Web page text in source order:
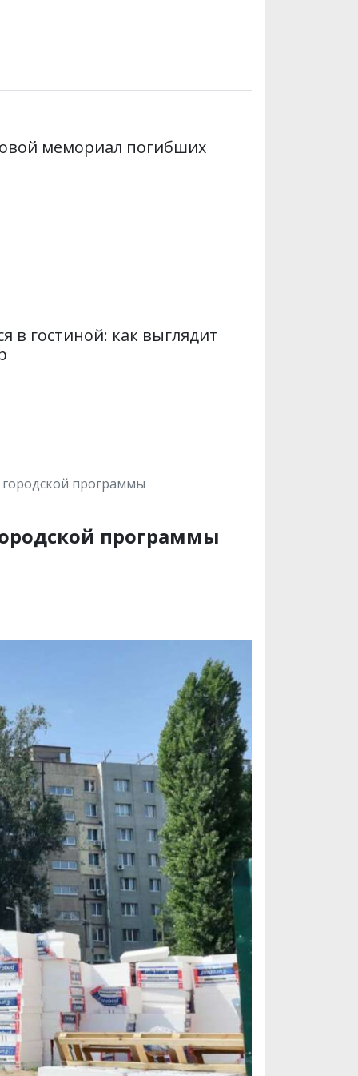
мемориал погибших
в гостиной: как выглядит
городской программы
программы